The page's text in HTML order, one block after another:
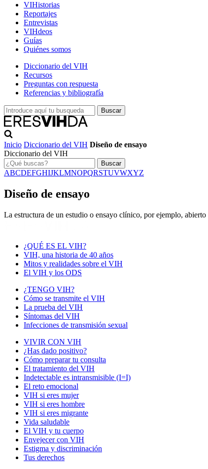
VIHistorias
Reportajes
Entrevistas
VIHdeos
Guías
Quiénes somos
Diccionario del VIH
Recursos
Preguntas con respuesta
Referencias y bibliografía
Inicio Diccionario del VIH Diseño de ensayo
Diccionario del VIH
Buscar
ABCDEFGHIJKLMNOPQRSTUVWXYZ
Diseño de ensayo
La estructura de un estudio o ensayo clínico, por ejemplo,
¿QUÉ ES EL VIH?
VIH, una historia de 40 años
Mitos y realidades sobre el VIH
El VIH y los ODS
¿TENGO VIH?
Cómo se transmite el VIH
La prueba del VIH
Síntomas del VIH
Infecciones de transmisión sexual
VIVIR CON VIH
¿Has dado positivo?
Cómo preparar tu consulta
El tratamiento del VIH
Indetectable es intransmisible (I=I)
El reto emocional
VIH si eres mujer
VIH si eres hombre
VIH si eres migrante
Vida saludable
El VIH y tu cuerpo
Envejecer con VIH
Estigma y discriminación
Tus derechos